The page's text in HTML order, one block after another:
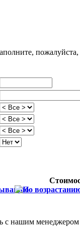
с нашим менеджером